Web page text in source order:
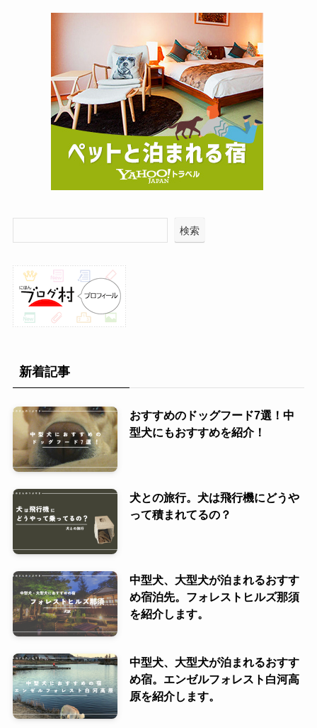
検索
新着記事
おすすめのドッグフード7選！中
型犬にもおすすめを紹介！
犬との旅行。犬は飛行機にどうや
って積まれてるの？
中型犬、大型犬が泊まれるおすす
め宿泊先。フォレストヒルズ那須
を紹介します。
中型犬、大型犬が泊まれるおすす
め宿。エンゼルフォレスト白河高
原を紹介します。